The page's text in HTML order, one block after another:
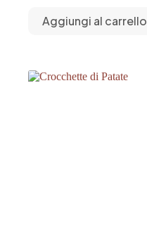
Aggiungi al carrello